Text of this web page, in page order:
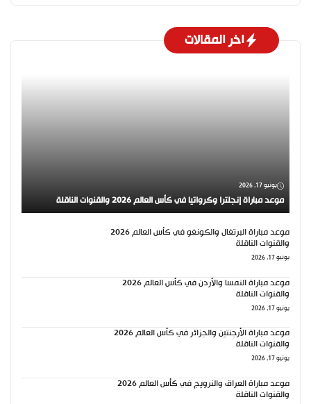
اخر المقالات
يونيو 17, 2026
موعد مباراة إنجلترا وكرواتيا في كأس العالم 2026 والقنوات الناقلة
موعد مباراة البرتغال والكونغو في كأس العالم 2026
والقنوات الناقلة
يونيو 17, 2026
موعد مباراة النمسا والأردن في كأس العالم 2026
والقنوات الناقلة
يونيو 17, 2026
موعد مباراة الأرجنتين والجزائر في كأس العالم 2026
والقنوات الناقلة
يونيو 17, 2026
موعد مباراة العراق والنرويج في كأس العالم 2026
والقنوات الناقلة